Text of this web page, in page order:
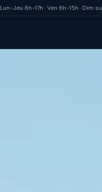
Lun-Jeu 8h-17h · Ven 8h-15h · Dim